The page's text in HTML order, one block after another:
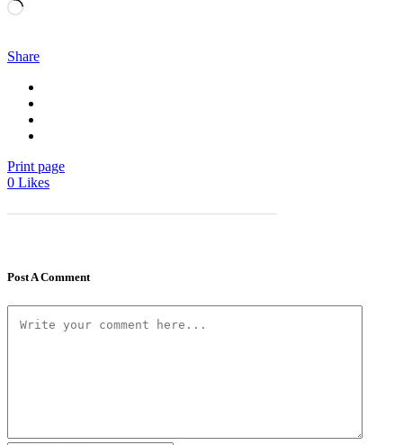
Cargando...
Share
Print page
0 Likes
Post A Comment